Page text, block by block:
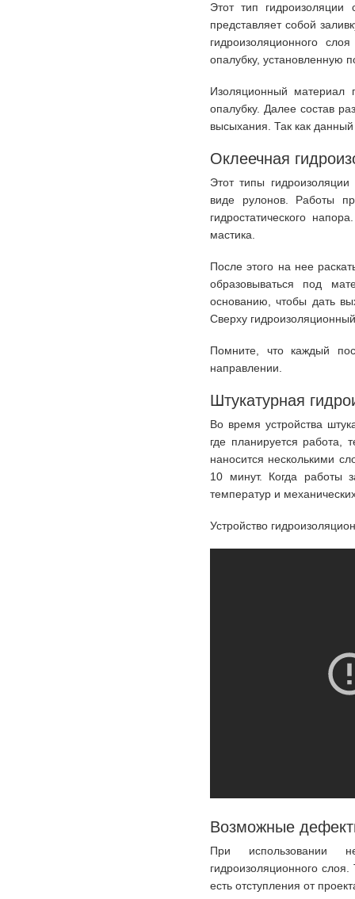
Этот тип
представляет собой
гидроизоляционного
опалубку, установленную
Изоляционный материал
опалубку. Далее состав
высыхания. Так как
Оклеечная
Этот типы
виде рулонов. Работы
гидростатического
мастика.
После этого на нее
образовываться под
основанию, чтобы дать
Сверху
Помните, что каждый
направлении.
Штукатурная
Во время устройства
где планируется
наносится несколькими
10 минут. Когда работы
температур и
Устройство
Возможные
При использовании
гидроизоляционного
есть отступления от